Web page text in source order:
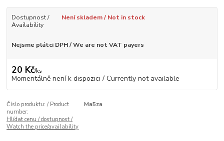
Dostupnost /
Availability
Není skladem / Not in stock
Nejsme plátci DPH / We are not VAT payers
20 Kč/ks
Momentálně není k dispozici / Currently not available
Číslo produktu: / Product
number:
Ma5za
Hlídat cenu / dostupnost /
Watch the price/availability